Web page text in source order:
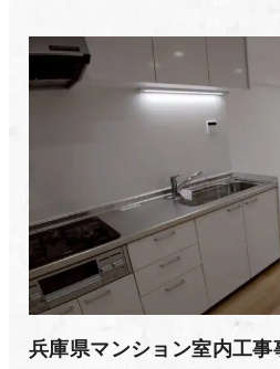
兵庫県マンション室内工事